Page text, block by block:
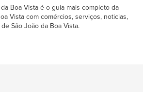
Boa Vista é o guia mais completo da
Vista com comércios, serviços, noticias,
São João da Boa Vista.